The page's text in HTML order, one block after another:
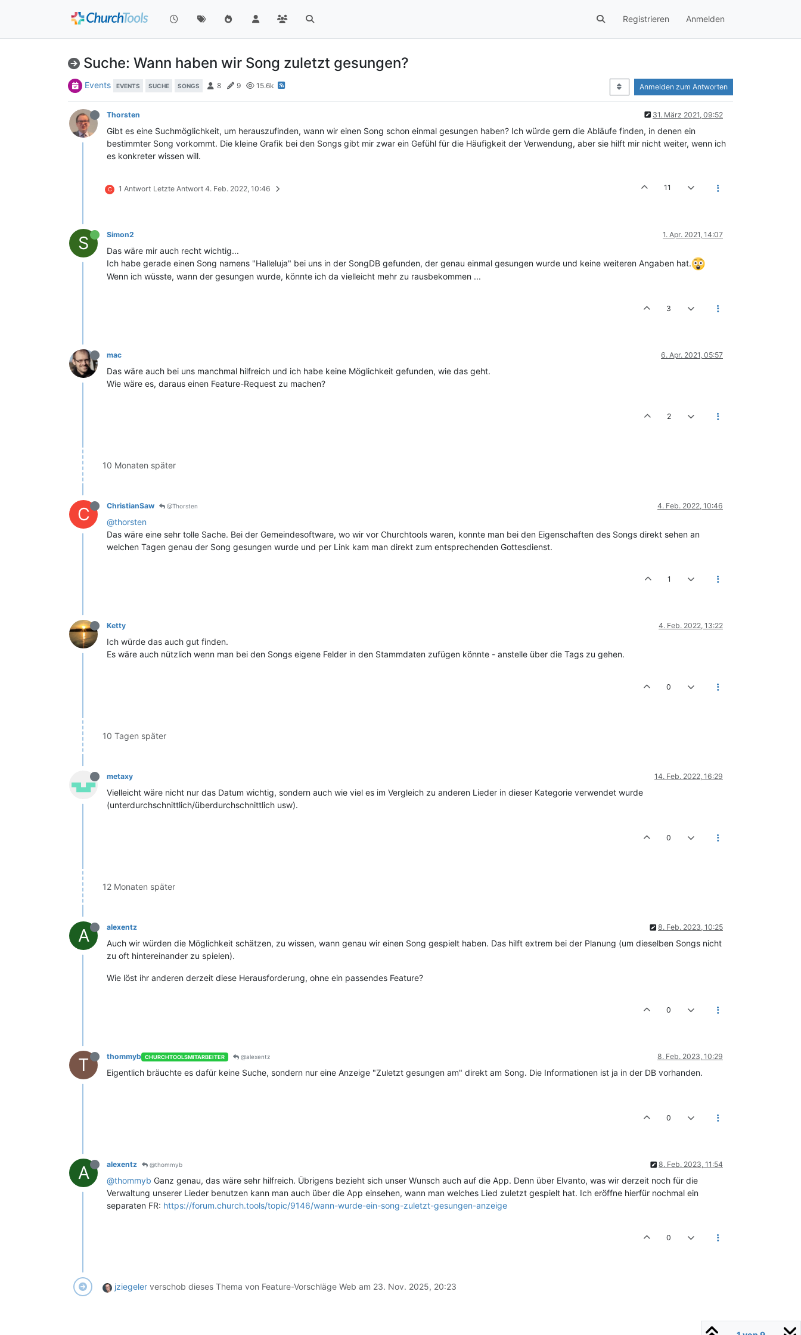
Registrieren Anmelden
Suche: Wann haben wir Song zuletzt gesungen?
Events EVENTS SUCHE SONGS 8 9 15.6k Anmelden zum Antworten
Thorsten 31. März 2021, 09:52
Gibt es eine Suchmöglichkeit, um herauszufinden, wann wir einen Song schon einmal gesungen haben? Ich würde gern die Abläufe finden, in denen ein
bestimmter Song vorkommt. Die kleine Grafik bei den Songs gibt mir zwar ein Gefühl für die Häufigkeit der Verwendung, aber sie hilft mir nicht weiter, wenn ich
es konkreter wissen will.
C 1 Antwort Letzte Antwort 4. Feb. 2022, 10:46 11
S Simon2 1. Apr. 2021, 14:07
Das wäre mir auch recht wichtig...
Ich habe gerade einen Song namens "Halleluja" bei uns in der SongDB gefunden, der genau einmal gesungen wurde und keine weiteren Angaben hat.
Wenn ich wüsste, wann der gesungen wurde, könnte ich da vielleicht mehr zu rausbekommen ...
3
mac 6. Apr. 2021, 05:57
Das wäre auch bei uns manchmal hilfreich und ich habe keine Möglichkeit gefunden, wie das geht.
Wie wäre es, daraus einen Feature-Request zu machen?
2
10 Monaten später
C ChristianSaw @Thorsten 4. Feb. 2022, 10:46
@thorsten
Das wäre eine sehr tolle Sache. Bei der Gemeindesoftware, wo wir vor Churchtools waren, konnte man bei den Eigenschaften des Songs direkt sehen an
welchen Tagen genau der Song gesungen wurde und per Link kam man direkt zum entsprechenden Gottesdienst.
1
Ketty 4. Feb. 2022, 13:22
Ich würde das auch gut finden.
Es wäre auch nützlich wenn man bei den Songs eigene Felder in den Stammdaten zufügen könnte - anstelle über die Tags zu gehen.
0
10 Tagen später
metaxy 14. Feb. 2022, 16:29
Vielleicht wäre nicht nur das Datum wichtig, sondern auch wie viel es im Vergleich zu anderen Lieder in dieser Kategorie verwendet wurde
(unterdurchschnittlich/überdurchschnittlich usw).
0
12 Monaten später
A alexentz 8. Feb. 2023, 10:25
Auch wir würden die Möglichkeit schätzen, zu wissen, wann genau wir einen Song gespielt haben. Das hilft extrem bei der Planung (um dieselben Songs nicht
zu oft hintereinander zu spielen).
Wie löst ihr anderen derzeit diese Herausforderung, ohne ein passendes Feature?
0
T thommyb CHURCHTOOLSMITARBEITER @alexentz 8. Feb. 2023, 10:29
Eigentlich bräuchte es dafür keine Suche, sondern nur eine Anzeige "Zuletzt gesungen am" direkt am Song. Die Informationen ist ja in der DB vorhanden.
0
A alexentz @thommyb 8. Feb. 2023, 11:54
@thommyb Ganz genau, das wäre sehr hilfreich. Übrigens bezieht sich unser Wunsch auch auf die App. Denn über Elvanto, was wir derzeit noch für die
Verwaltung unserer Lieder benutzen kann man auch über die App einsehen, wann man welches Lied zuletzt gespielt hat. Ich eröffne hierfür nochmal ein
separaten FR: https://forum.church.tools/topic/9146/wann-wurde-ein-song-zuletzt-gesungen-anzeige
0
jziegeler verschob dieses Thema von Feature-Vorschläge Web am 23. Nov. 2025, 20:23